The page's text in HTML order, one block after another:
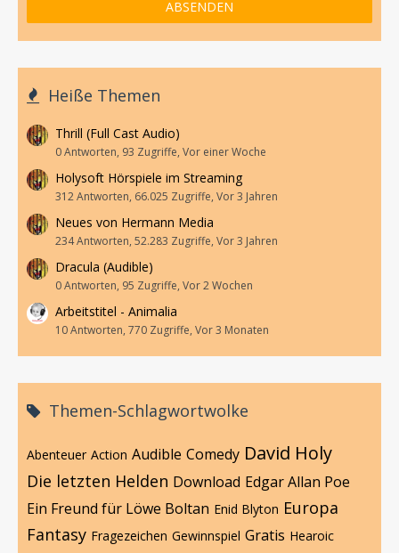
Heiße Themen
Thrill (Full Cast Audio)
0 Antworten, 93 Zugriffe, Vor einer Woche
Holysoft Hörspiele im Streaming
312 Antworten, 66.025 Zugriffe, Vor 3 Jahren
Neues von Hermann Media
234 Antworten, 52.283 Zugriffe, Vor 3 Jahren
Dracula (Audible)
0 Antworten, 95 Zugriffe, Vor 2 Wochen
Arbeitstitel - Animalia
10 Antworten, 770 Zugriffe, Vor 3 Monaten
Themen-Schlagwortwolke
Abenteuer Action Audible Comedy David Holy
Die letzten Helden Download Edgar Allan Poe
Ein Freund für Löwe Boltan Enid Blyton Europa
Fantasy Fragezeichen Gewinnspiel Gratis Hearoic